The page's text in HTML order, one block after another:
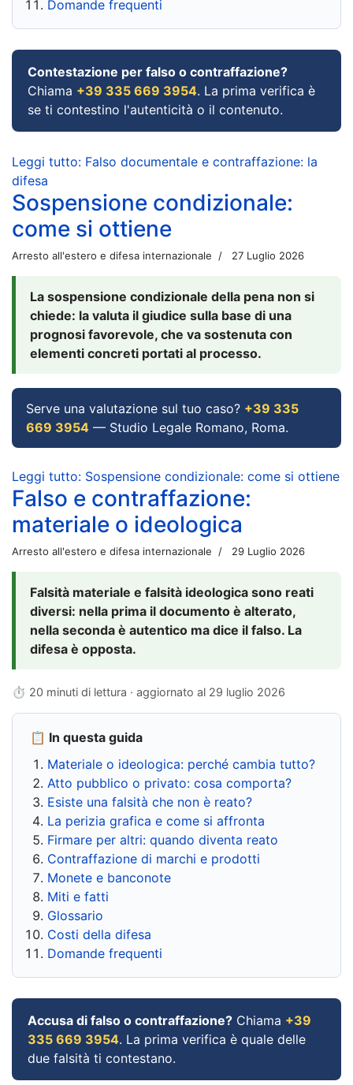
Domande frequenti
Contestazione per falso o contraffazione?
Chiama +39 335 669 3954. La prima verifica è
se ti contestino l'autenticità o il contenuto.
Leggi tutto: Falso documentale e contraffazione: la
difesa
Sospensione condizionale:
come si ottiene
Arresto all'estero e difesa internazionale 27 Luglio 2026
La sospensione condizionale della pena non si
chiede: la valuta il giudice sulla base di una
prognosi favorevole, che va sostenuta con
elementi concreti portati al processo.
Serve una valutazione sul tuo caso? +39 335
669 3954 — Studio Legale Romano, Roma.
Leggi tutto: Sospensione condizionale: come si ottiene
Falso e contraffazione:
materiale o ideologica
Arresto all'estero e difesa internazionale 29 Luglio 2026
Falsità materiale e falsità ideologica sono reati
diversi: nella prima il documento è alterato,
nella seconda è autentico ma dice il falso. La
difesa è opposta.
⏱ 20 minuti di lettura · aggiornato al 29 luglio 2026
📋 In questa guida
Materiale o ideologica: perché cambia tutto?
Atto pubblico o privato: cosa comporta?
Esiste una falsità che non è reato?
La perizia grafica e come si affronta
Firmare per altri: quando diventa reato
Contraffazione di marchi e prodotti
Monete e banconote
Miti e fatti
Glossario
Costi della difesa
Domande frequenti
Accusa di falso o contraffazione? Chiama +39
335 669 3954. La prima verifica è quale delle
due falsità ti contestano.